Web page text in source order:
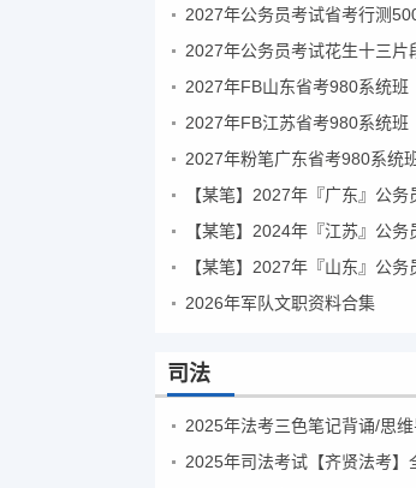
2027年FB山东省考980系统班
2027年FB江苏省考980系统班
2027年粉笔广东省考980系统
【某笔】2027年『广东』公务
【某笔】2024年『江苏』公务
【某笔】2027年『山东』公务
2026年军队文职资料合集
司法
2025年司法考试【齐贤法考】